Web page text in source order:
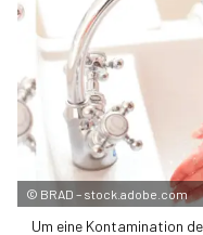
© BRAD – stock.adobe.com
Um eine Kontamination